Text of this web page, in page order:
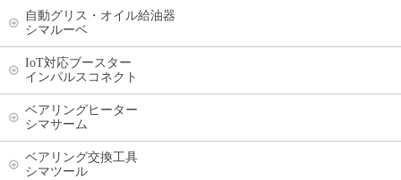
自動グリス・オイル給油器
シマルーベ
IoT対応ブースター
インパルスコネクト
ベアリングヒーター
シマサーム
ベアリング交換工具
シマツール